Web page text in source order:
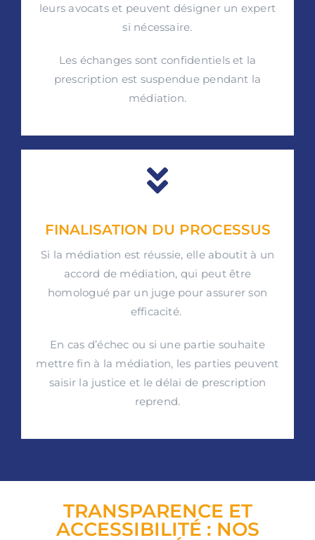
leurs avocats et peuvent désigner un expert
si nécessaire.
Les échanges sont confidentiels et la
prescription est suspendue pendant la
médiation.
FINALISATION DU PROCESSUS
Si la médiation est réussie, elle aboutit à un
accord de médiation, qui peut être
homologué par un juge pour assurer son
efficacité.
En cas d’échec ou si une partie souhaite
mettre fin à la médiation, les parties peuvent
saisir la justice et le délai de prescription
reprend.
TRANSPARENCE ET
ACCESSIBILITÉ : NOS